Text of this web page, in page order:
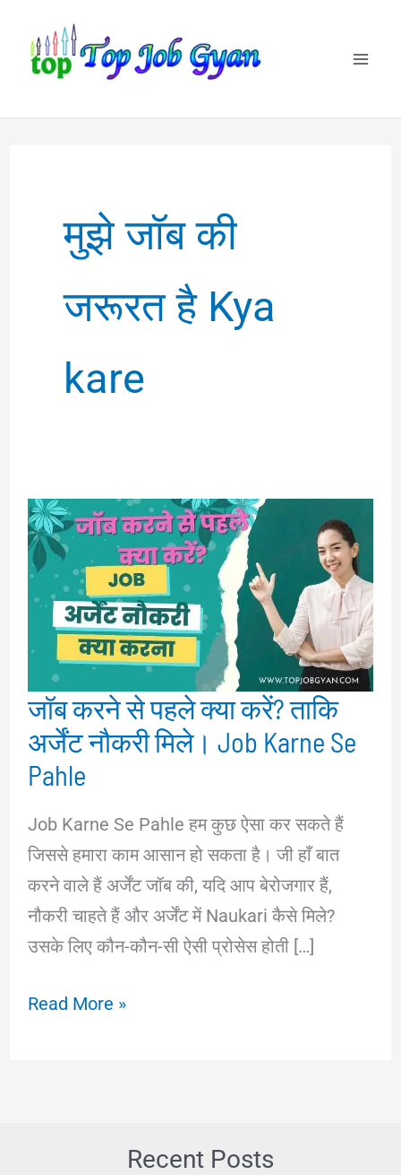
content
मुझे जॉब की
जरूरत है Kya
kare
जॉब करने से पहले क्या करें? ताकि
अर्जेंट नौकरी मिले। Job Karne Se
Pahle
Job Karne Se Pahle हम कुछ ऐसा कर सकते हैं
जिससे हमारा काम आसान हो सकता है। जी हाँ बात
करने वाले हैं अर्जेंट जॉब की, यदि आप बेरोजगार हैं,
नौकरी चाहते हैं और अर्जेंट में Naukari कैसे मिले?
उसके लिए कौन-कौन-सी ऐसी प्रोसेस होती […]
जॉब
Read More »
Recent Posts